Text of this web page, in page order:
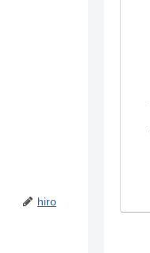
hiro